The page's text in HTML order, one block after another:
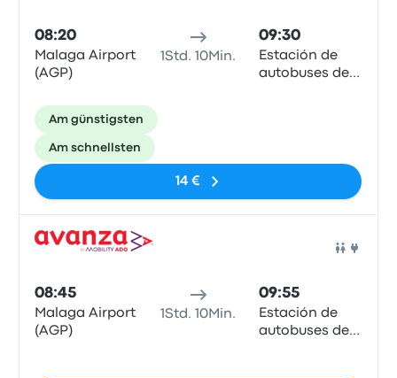
08:20
Malaga Airport
(AGP)
1Std. 10Min.
09:30
Estación de
autobuses de
Am günstigsten
Am schnellsten
14 €
08:45
Malaga Airport
(AGP)
1Std. 10Min.
09:55
Estación de
autobuses de